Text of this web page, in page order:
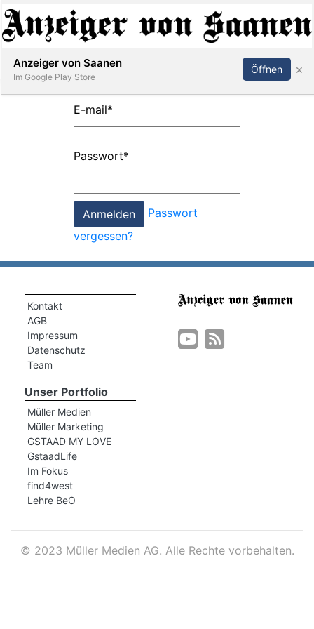
Abonnieren Anmelden
E-mail*
Passwort*
Passwort
vergessen?
Kontakt
AGB
Impressum
Datenschutz
Team
Unser Portfolio
Müller Medien
Müller Marketing
GSTAAD MY LOVE
GstaadLife
Im Fokus
find4west
Lehre BeO
© 2023 Müller Medien AG. Alle Rechte vorbehalten.
Anzeiger von Saanen
Im Google Play Store
Öffnen ×